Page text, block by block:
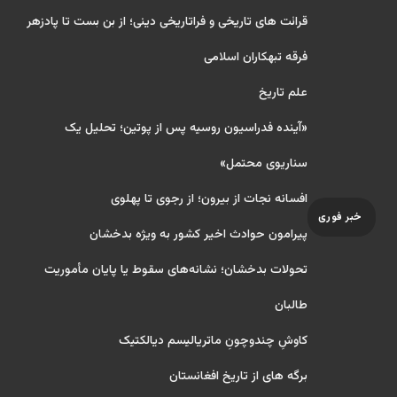
خبر فوری
قرائت های تاریخی و فراتاریخی دینی؛ از بن بست تا پادزهر
فرقه تبهکاران اسلامی
علم تاریخ
«آینده فدراسیون روسیه پس از پوتین؛ تحلیل یک
سناریوی محتمل»
افسانه نجات از بیرون؛ از رجوی تا پهلوی
پیرامون حوادث اخیر کشور به ویژه بدخشان
تحولات بدخشان؛ نشانه‌های سقوط یا پایان مأموریت
طالبان
کاوشِ چندو‌چونِ ماتریالیسم دیالکتیک
برگه های از تاریخ افغانستان